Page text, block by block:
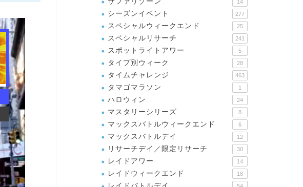
14
シーズンイベント 277
スペシャルウィークエンド 25
スペシャルリサーチ 241
スポットライトアワー 5
タイプ別ウィーク 28
タイムチャレンジ 463
タマゴマラソン 1
ハロウィン 24
マスタリーシリーズ 8
マックスバトルウィークエンド 6
マックスバトルデイ 12
リサーチデイ／限定リサーチ 30
レイドアワー 14
レイドウィークエンド 18